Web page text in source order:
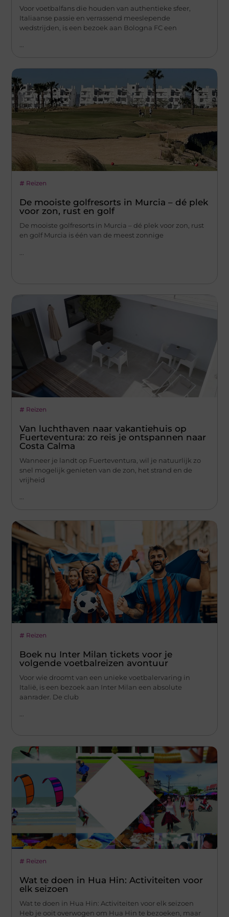
Voor voetbalfans die houden van authentieke sfeer,
Italiaanse passie en verrassend meeslepende
wedstrijden, is een bezoek aan Bologna FC een
Reizen
De mooiste golfresorts in Murcia – dé plek
voor zon, rust en golf
De mooiste golfresorts in Murcia – dé plek voor zon, rust
en golf Murcia is één van de meest zonnige
Reizen
Van luchthaven naar vakantiehuis op
Fuerteventura: zo reis je ontspannen naar
Costa Calma
Wanneer je landt op Fuerteventura, wil je natuurlijk zo
snel mogelijk genieten van de zon, het strand en de
vrijheid
Reizen
Boek nu Inter Milan tickets voor je
volgende voetbalreizen avontuur
Voor wie droomt van een unieke voetbalervaring in
Italië, is een bezoek aan Inter Milan een absolute
aanrader. De club
...
Reizen
Wat te doen in Hua Hin: Activiteiten voor
elk seizoen
Wat te doen in Hua Hin: Activiteiten voor elk seizoen
Heb je ooit overwogen om Hua Hin te bezoeken, maar